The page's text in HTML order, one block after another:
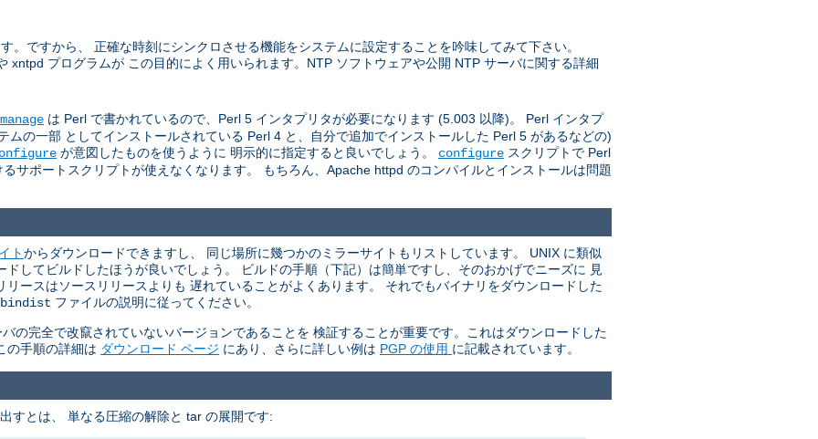
。ですから、 正確な時刻にシンクロさせる機能をシステムに設定することを吟味してみて下さい。
プログラムが この目的によく用いられます。NTP ソフトウェアや公開 NTP サーバに関する詳細
は Perl で書かれているので、Perl 5 インタプリタが必要になります (5.003 以降)。 Perl インタプ
の一部 としてインストールされている Perl 4 と、自分で追加でインストールした Perl 5 があるなどの)
が意図したものを使うように 明示的に指定すると良いでしょう。 configure スクリプトで Perl
サポートスクリプトが使えなくなります。 もちろん、Apache httpd のコンパイルとインストールは問題
トからダウンロードできますし、 同じ場所に幾つかのミラーサイトもリストしています。 UNIX に類似
してビルドしたほうが良いでしょう。 ビルドの手順（下記）は簡単ですし、そのおかげでニーズに 見
ースはソースリリースよりも 遅れていることがよくあります。 それでもバイナリをダウンロードした
ファイルの説明に従ってください。
の完全で改竄されていないバージョンであることを 検証することが重要です。これはダウンロードした
の手順の詳細は ダウンロード ページ にあり、さらに詳しい例は PGP の使用 に記載されています。
すとは、 単なる圧縮の解除と tar の展開です: